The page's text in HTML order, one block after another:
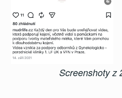
Screenshoty z